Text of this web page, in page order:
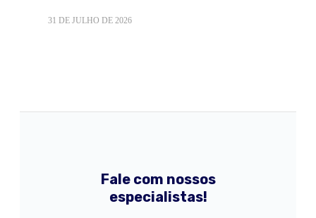
31 DE JULHO DE 2026
Fale com nossos
especialistas!